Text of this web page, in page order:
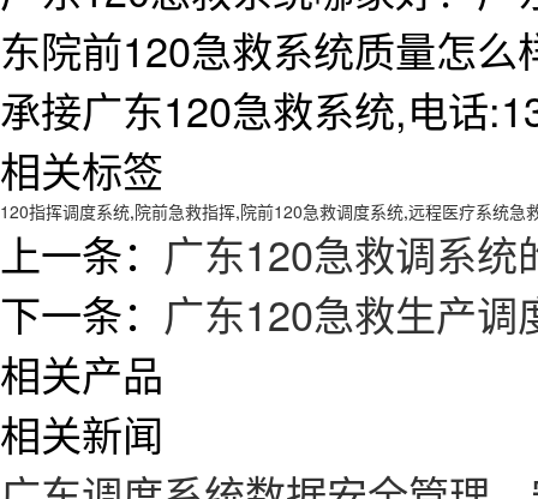
东院前120急救系统质量怎
承接广东120急救系统,电话
相关标签
120指挥调度系统,院前急救指挥,院前120急救调度系统,远程医疗系统急
上一条： 广东120急救调系统
下一条： 广东120急救生产
相关产品
相关新闻